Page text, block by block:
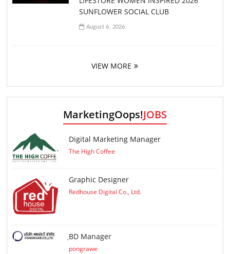
SUNFLOWER SOCIAL CLUB
August 6, 2026
VIEW MORE
MarketingOops!JOBS
Digital Marketing Manager
The High Coffee
Graphic Designer
Redhouse Digital Co., Ltd.
ฺBD Manager
pongrawe